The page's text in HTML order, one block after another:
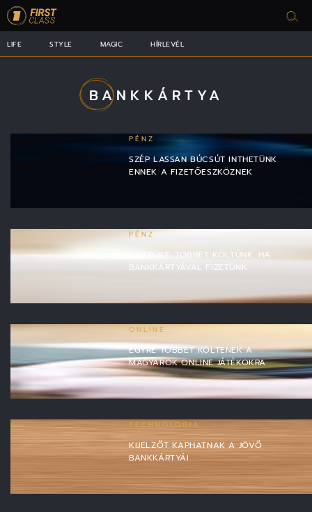
LIFE STYLE MAGIC HÍRLEVÉL
BANKKÁRTYA
PÉNZ
SZÉP LASSAN BÚCSÚT INTHETÜNK
ENNEK A FIZETŐESZKÖZNEK
PÉNZ
KIDERÜLT: TÖBBET KÖLTÜNK, HA
BANKKÁRTYÁVAL FIZETÜNK
ONLINE
EGYRE TÖBBET KÖLTENEK A
MAGYAROK ONLINE JÁTÉKOKRA
TECHNOLÓGIA
KIJELZŐT KAPHATNAK A JÖVŐ
BANKKÁRTYÁI